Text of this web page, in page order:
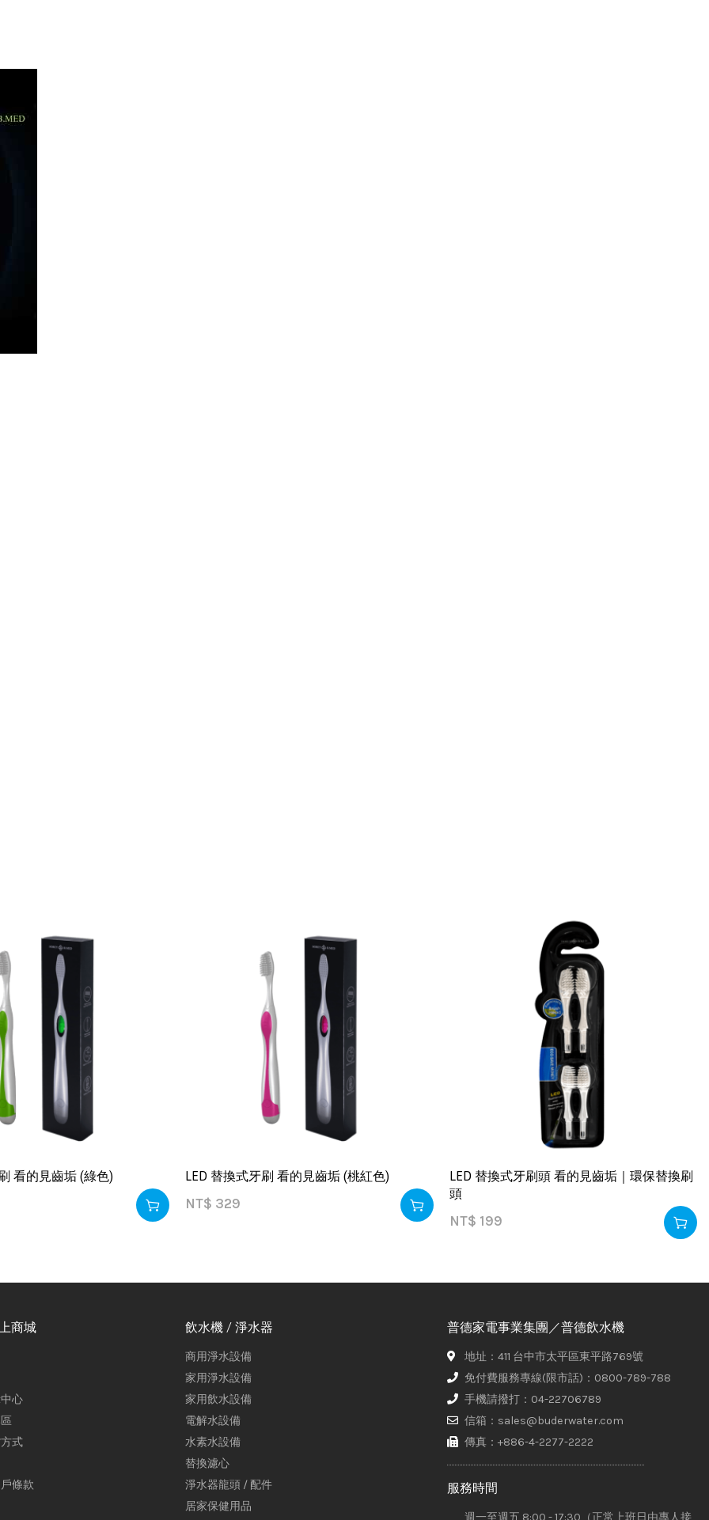
看的見齒垢 (綠色) LED 替換式牙刷 看的見齒垢 (桃紅色)
NT$ 329
LED 替換式牙刷頭 看的見齒垢｜環保替換刷
頭
NT$ 199
商城
心
式
條款
飲水機 / 淨水器
商用淨水設備
家用淨水設備
家用飲水設備
電解水設備
水素水設備
替換濾心
淨水器龍頭 / 配件
居家保健用品
普德家電事業集團／普德飲水機
地址：411 台中市太平區東平路769號
免付費服務專線(限市話)：0800-789-788
手機請撥打：04-22706789
信箱：sales@buderwater.com
傳真：+886-4-2277-2222
服務時間
週一至週五 8:00 - 17:30（正常上班日由專人接